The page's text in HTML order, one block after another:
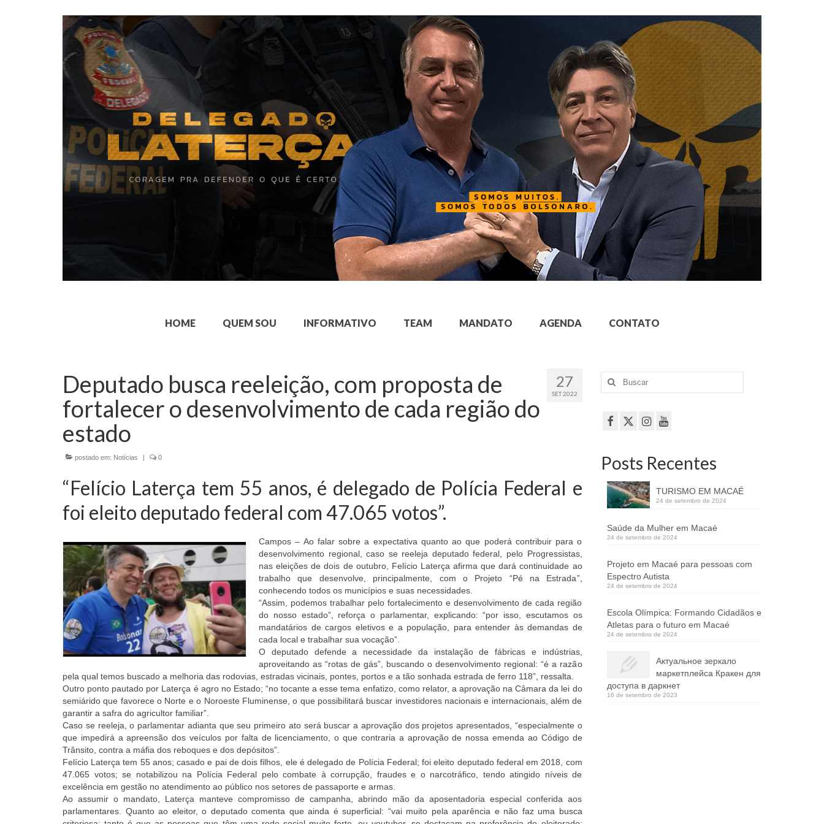
HOME QUEM SOU INFORMATIVO TEAM MANDATO AGENDA CONTATO
27
SET 2022
Deputado busca reeleição, com proposta de
fortalecer o desenvolvimento de cada região do
estado
postado em: Notícias | 0
“Felício Laterça tem 55 anos, é delegado de Polícia Federal e
foi eleito deputado federal com 47.065 votos”.
Campos – Ao falar sobre a expectativa quanto ao que poderá contribuir para o
desenvolvimento regional, caso se reeleja deputado federal, pelo Progressistas,
nas eleições de dois de outubro, Felício Laterça afirma que dará continuidade ao
trabalho que desenvolve, principalmente, com o Projeto “Pé na Estrada”,
conhecendo todos os municípios e suas necessidades.
“Assim, podemos trabalhar pelo fortalecimento e desenvolvimento de cada região
do nosso estado”, reforça o parlamentar, explicando: “por isso, escutamos os
mandatários de cargos eletivos e a população, para entender às demandas de
cada local e trabalhar sua vocação”.
O deputado defende a necessidade da instalação de fábricas e indústrias,
aproveitando as “rotas de gás”, buscando o desenvolvimento regional: “é a razão
pela qual temos buscado a melhoria das rodovias, estradas vicinais, pontes, portos e a tão sonhada estrada de ferro 118”, ressalta.
Outro ponto pautado por Laterça é agro no Estado; “no tocante a esse tema enfatizo, como relator, a aprovação na Câmara da lei do
semiárido que favorece o Norte e o Noroeste Fluminense, o que possibilitará buscar investidores nacionais e internacionais, além de
garantir a safra do agricultor familiar”.
Caso se reeleja, o parlamentar adianta que seu primeiro ato será buscar a aprovação dos projetos apresentados, “especialmente o
que impedirá a apreensão dos veículos por falta de licenciamento, o que contraria a aprovação de nossa emenda ao Código de
Trânsito, contra a máfia dos reboques e dos depósitos”.
Felício Laterça tem 55 anos; casado e pai de dois filhos, ele é delegado de Polícia Federal; foi eleito deputado federal em 2018, com
47.065 votos; se notabilizou na Polícia Federal pelo combate à corrupção, fraudes e o narcotráfico, tendo atingido níveis de
excelência em gestão no atendimento ao público nos setores de passaporte e armas.
Ao assumir o mandato, Laterça manteve compromisso de campanha, abrindo mão da aposentadoria especial conferida aos
parlamentares. Quanto ao eleitor, o deputado comenta que ainda é superficial: “vai muito pela aparência e não faz uma busca
Buscar
por:
Posts Recentes
TURISMO EM MACAÉ
24 de setembro de 2024
Saúde da Mulher em Macaé
24 de setembro de 2024
Projeto em Macaé para pessoas com
Espectro Autista
24 de setembro de 2024
Escola Olímpica: Formando Cidadãos e
Atletas para o futuro em Macaé
24 de setembro de 2024
Актуальное зеркало
маркетплейса Кракен для
доступа в даркнет
16 de setembro de 2023